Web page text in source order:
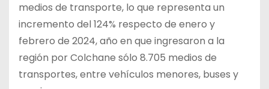
medios de transporte, lo que representa un
incremento del 124% respecto de enero y
febrero de 2024, año en que ingresaron a la
región por Colchane sólo 8.705 medios de
transportes, entre vehículos menores, buses y